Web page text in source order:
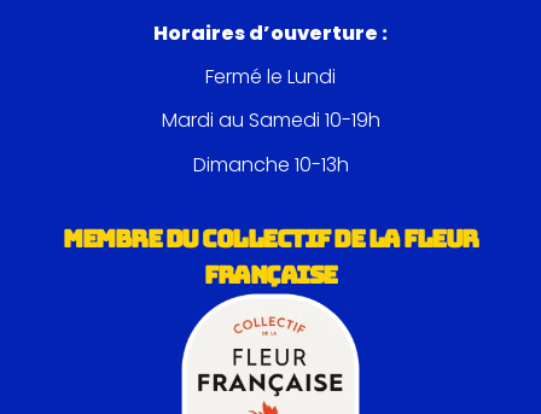
Horaires d’ouverture :
Fermé le Lundi
Mardi au Samedi 10-19h
Dimanche 10-13h
MEMBRE DU COLLECTIF DE LA FLEUR
FRANÇAISE